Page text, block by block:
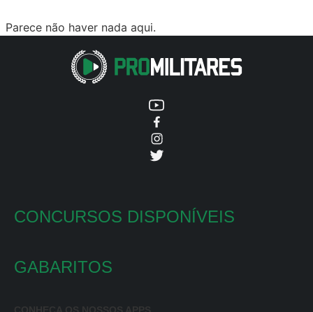
Parece não haver nada aqui.
CONCURSOS DISPONÍVEIS
GABARITOS